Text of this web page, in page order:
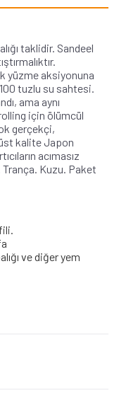
taklidir. Sandeel
yüzme aksiyonuna
tuzlu su sahtesi.
ama aynı
için ölümcül
gerçekçi,
kalite Japon
acımasız
Trança. Kuzu. Paket
ve diğer yem